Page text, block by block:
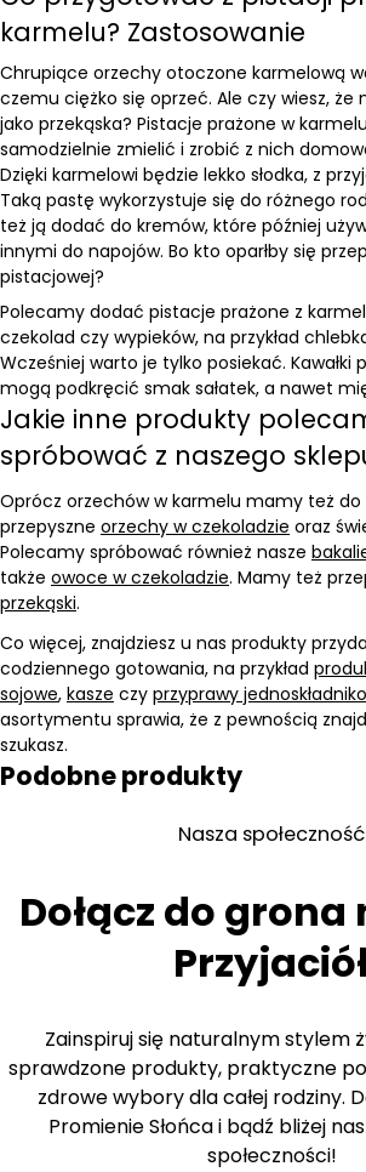
karmelu? Zastosowanie
Chrupiące orzechy otoczone karmelową
czemu ciężko się oprzeć. Ale czy wiesz, że
jako przekąska? Pistacje prażone w
samodzielnie zmielić i zrobić z nich
Dzięki karmelowi będzie lekko słodka, z
Taką pastę wykorzystuje się do różnego
też ją dodać do kremów, które później
innymi do napojów. Bo kto oparłby się
pistacjowej?
Polecamy dodać pistacje prażone z
czekolad czy wypieków, na przykład
Wcześniej warto je tylko posiekać. Kawałki
mogą podkręcić smak sałatek, a nawet
Jakie inne produkty
spróbować z naszego
Oprócz orzechów w karmelu mamy też
przepyszne orzechy w czekoladzie oraz
Polecamy spróbować również nasze
także owoce w czekoladzie. Mamy też
przekąski.
Co więcej, znajdziesz u nas produkty
codziennego gotowania, na przykład
sojowe, kasze czy przyprawy
asortymentu sprawia, że z pewnością
szukasz.
Podobne produkty
Nasza społeczność
Dołącz do grona
Zainspiruj się naturalnym stylem
sprawdzone produkty, praktyczne
zdrowe wybory dla całej rodziny.
Promienie Słońca i bądź bliżej
społeczności!